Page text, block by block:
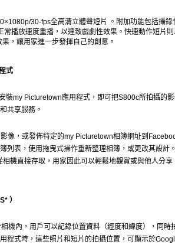
30-fps全高清立體聲短片 。附加功能包括攝錄
常播放速度重播，以達致戲劇性效果。快速動作短片
，讓用家進一步發揮自己的創意。
式
安裝my Picturetown應用程式，即可把S800c所拍攝的
共享服務。
像，或發佈特定的my Picturetown相簿網址到
列表，使用拖曳式操作重新整理相簿，或更改其設計
相機直接存取，用家因此可以輕鬆地觀賞或與他人分
）
機內，用戶可以記錄位置資料（經度和緯度），同時
程式時，這些照片和短片的拍攝位置，可顯示於